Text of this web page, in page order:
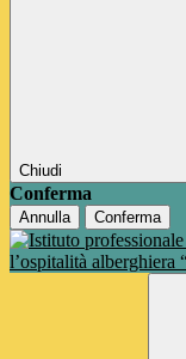
Chiudi
Conferma
Annulla Conferma